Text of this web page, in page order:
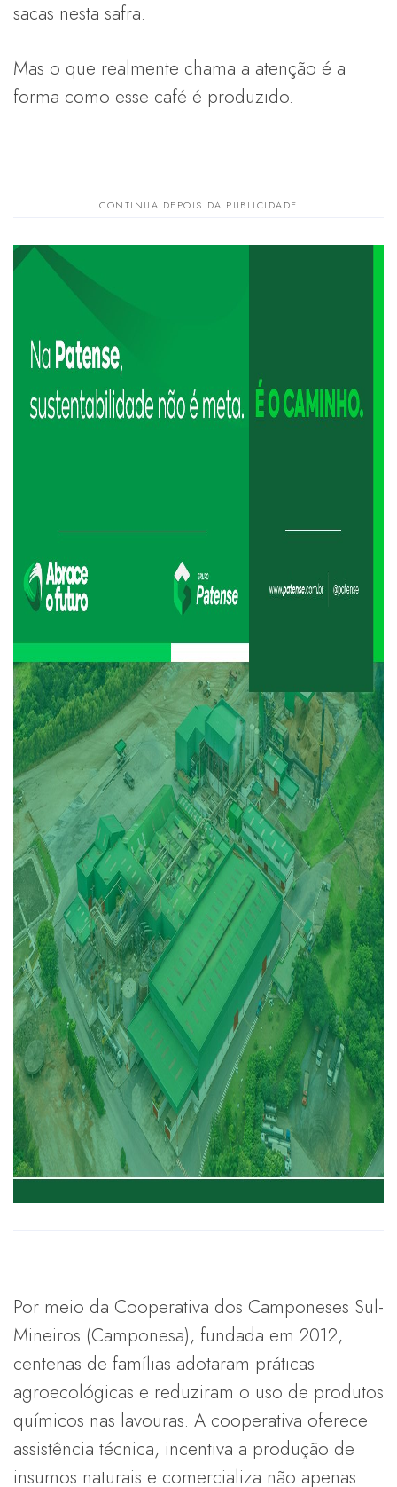
sacas nesta safra.
Mas o que realmente chama a atenção é a
forma como esse café é produzido.
Por meio da Cooperativa dos Camponeses Sul-
Mineiros (Camponesa), fundada em 2012,
centenas de famílias adotaram práticas
agroecológicas e reduziram o uso de produtos
químicos nas lavouras. A cooperativa oferece
assistência técnica, incentiva a produção de
insumos naturais e comercializa não apenas